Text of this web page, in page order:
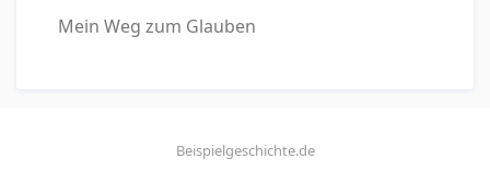
Mein Weg zum Glauben
Beispielgeschichte.de